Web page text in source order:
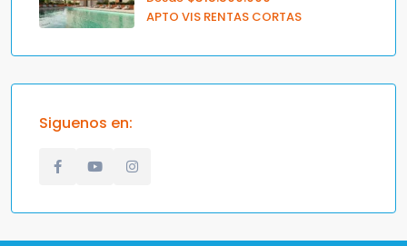
APTO VIS RENTAS CORTAS
Siguenos en: